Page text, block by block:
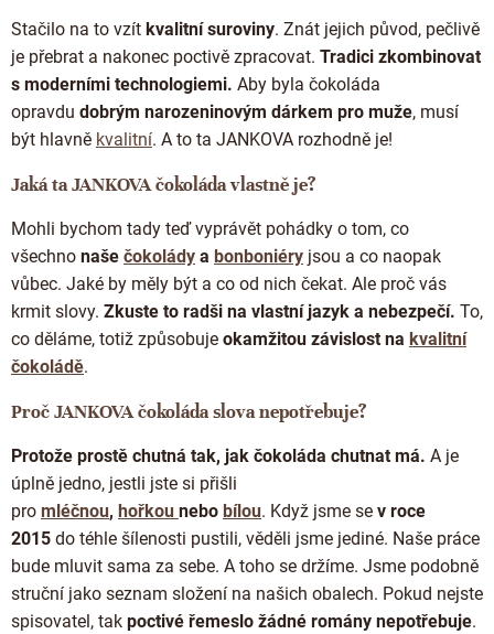
p
i
s
u
Stačilo na to vzít kvalitní suroviny. Znát jejich původ, pečlivě
je přebrat a nakonec poctivě zpracovat. Tradici zkombinovat
s moderními technologiemi. Aby byla čokoláda
opravdu dobrým narozeninovým dárkem pro muže, musí
být hlavně kvalitní. A to ta JANKOVA rozhodně je!
Jaká ta JANKOVA čokoláda vlastně je?
Mohli bychom tady teď vyprávět pohádky o tom, co
všechno naše čokolády a bonboniéry jsou a co naopak
vůbec. Jaké by měly být a co od nich čekat. Ale proč vás
krmit slovy. Zkuste to radši na vlastní jazyk a nebezpečí. To,
co děláme, totiž způsobuje okamžitou závislost na kvalitní
čokoládě.
Proč JANKOVA čokoláda slova nepotřebuje?
Protože prostě chutná tak, jak čokoláda chutnat má. A je
úplně jedno, jestli jste si přišli
pro mléčnou, hořkou nebo bílou. Když jsme se v roce
2015 do téhle šílenosti pustili, věděli jsme jediné. Naše práce
bude mluvit sama za sebe. A toho se držíme. Jsme podobně
struční jako seznam složení na našich obalech. Pokud nejste
spisovatel, tak poctivé řemeslo žádné romány nepotřebuje.